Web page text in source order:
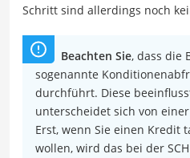
Schritt sind allerdings noch
Beachten Sie, dass die
sogenannte
durchführt. Diese
unterscheidet sich von
Erst, wenn Sie einen Kredit
wollen, wird das bei der